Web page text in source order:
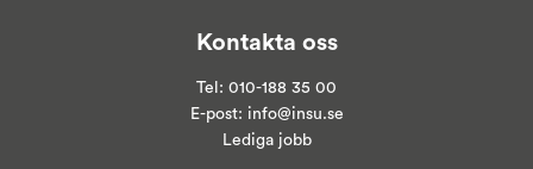
Kontakta oss
Tel: 010-188 35 00
E-post: info@insu.se
Lediga jobb